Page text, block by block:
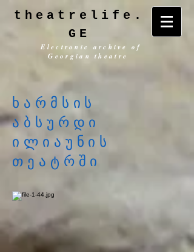
theatrelife.
GE
Electronic archive of
Georgian theatre
ხარმსის
აბსურდი
ილიაუნის
თეატრში